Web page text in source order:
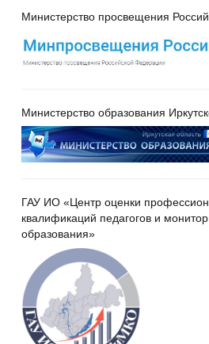
Министерство просвещения
Министерство образования
ГАУ ИО «Центр оценки
квалификаций педагогов и
образования»